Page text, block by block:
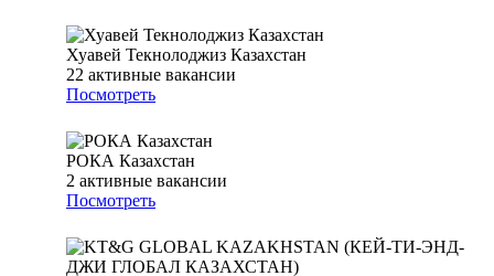
Хуавей Текнолоджиз Казахстан
22 активные вакансии
Посмотреть
РОКА Казахстан
2 активные вакансии
Посмотреть